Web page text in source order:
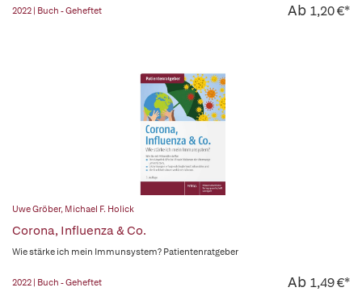
2022 | Buch - Geheftet Ab 1,20 €*
Uwe Gröber, Michael F. Holick
Corona, Influenza & Co.
Wie stärke ich mein Immunsystem? Patientenratgeber
2022 | Buch - Geheftet Ab 1,49 €*